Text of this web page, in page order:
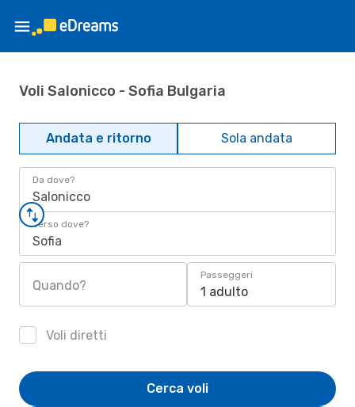
Voli Salonicco - Sofia Bulgaria
Andata e ritorno Sola andata
Da dove?
Salonicco
Verso dove?
Sofia
Quando?
Passeggeri
1 adulto
Voli diretti
Cerca voli